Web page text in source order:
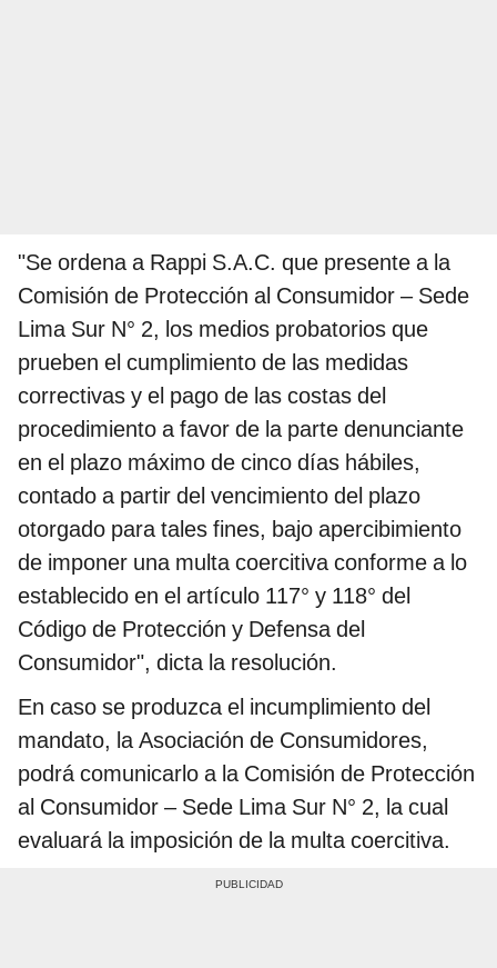
"Se ordena a Rappi S.A.C. que presente a la
Comisión de Protección al Consumidor – Sede
Lima Sur N° 2, los medios probatorios que
prueben el cumplimiento de las medidas
correctivas y el pago de las costas del
procedimiento a favor de la parte denunciante
en el plazo máximo de cinco días hábiles,
contado a partir del vencimiento del plazo
otorgado para tales fines, bajo apercibimiento
de imponer una multa coercitiva conforme a lo
establecido en el artículo 117° y 118° del
Código de Protección y Defensa del
Consumidor", dicta la resolución.
En caso se produzca el incumplimiento del
mandato, la Asociación de Consumidores,
podrá comunicarlo a la Comisión de Protección
al Consumidor – Sede Lima Sur N° 2, la cual
evaluará la imposición de la multa coercitiva.